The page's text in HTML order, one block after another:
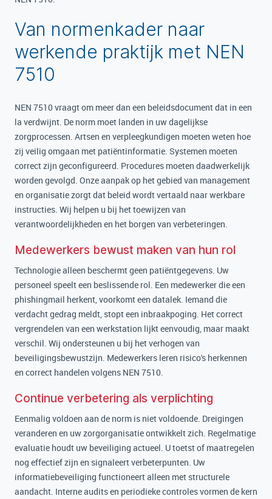
Van normenkader naar
werkende praktijk met NEN
7510
NEN 7510 vraagt om meer dan een beleidsdocument dat in een
la verdwijnt. De norm moet landen in uw dagelijkse
zorgprocessen. Artsen en verpleegkundigen moeten weten hoe
zij veilig omgaan met patiëntinformatie. Systemen moeten
correct zijn geconfigureerd. Procedures moeten daadwerkelijk
worden gevolgd. Onze aanpak op het gebied van management
en organisatie zorgt dat beleid wordt vertaald naar werkbare
instructies. Wij helpen u bij het toewijzen van
verantwoordelijkheden en het borgen van verbeteringen.
Medewerkers bewust maken van hun rol
Technologie alleen beschermt geen patiëntgegevens. Uw
personeel speelt een beslissende rol. Een medewerker die een
phishingmail herkent, voorkomt een datalek. Iemand die
verdacht gedrag meldt, stopt een inbraakpoging. Het correct
vergrendelen van een werkstation lijkt eenvoudig, maar maakt
verschil. Wij ondersteunen u bij het verhogen van
beveiligingsbewustzijn. Medewerkers leren risico's herkennen
en correct handelen volgens NEN 7510.
Continue verbetering als verplichting
Eenmalig voldoen aan de norm is niet voldoende. Dreigingen
veranderen en uw zorgorganisatie ontwikkelt zich. Regelmatige
evaluatie houdt uw beveiliging actueel. U toetst of maatregelen
nog effectief zijn en signaleert verbeterpunten. Uw
informatiebeveiliging functioneert alleen met structurele
aandacht. Interne audits en periodieke controles vormen de kern